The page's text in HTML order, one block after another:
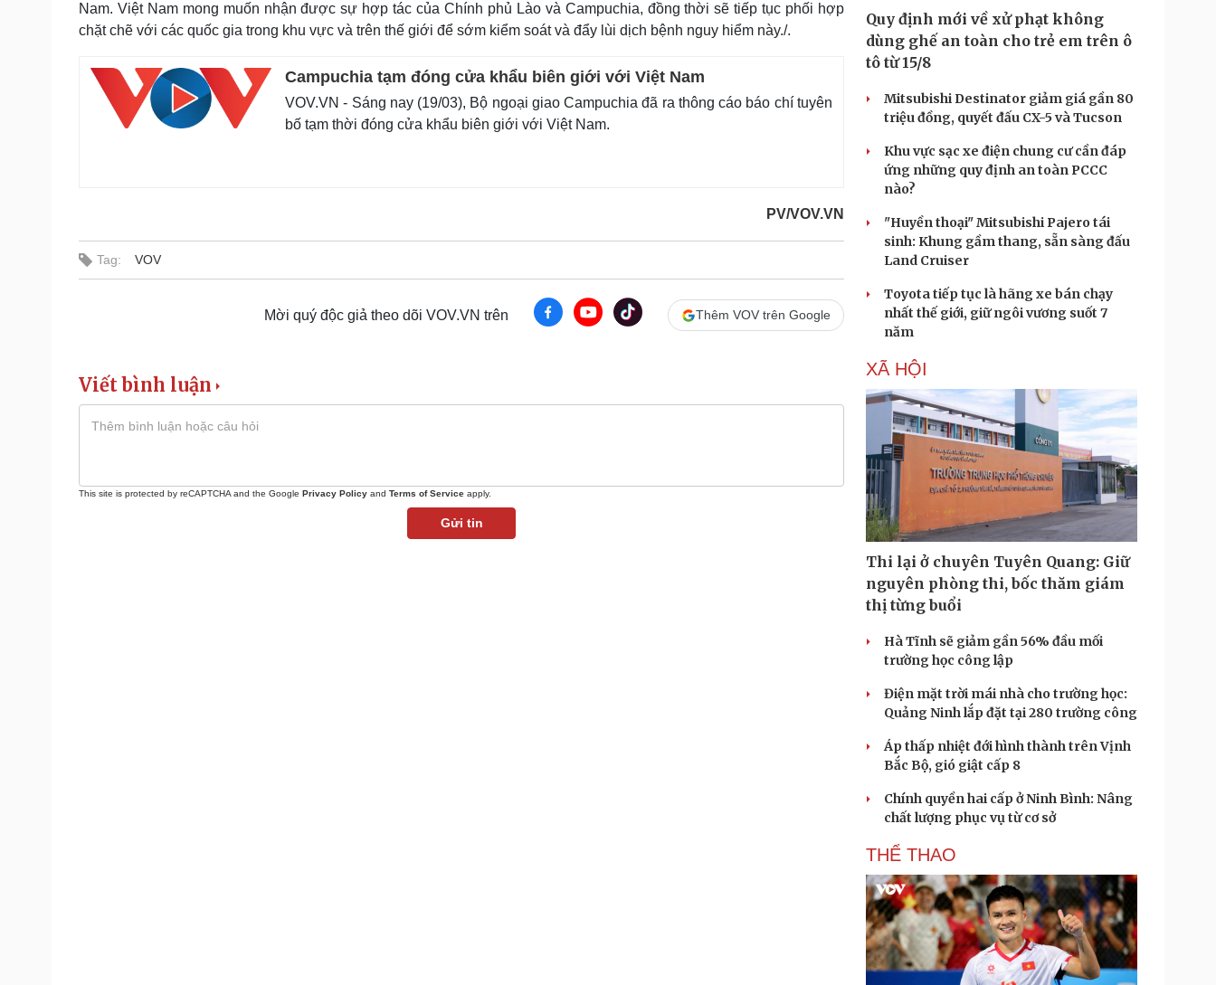
Nam. Việt Nam mong muốn nhận được sự hợp tác của Chính phủ Lào và Campuchia, đồng thời sẽ tiếp tục phối hợp
chặt chẽ với các quốc gia trong khu vực và trên thế giới để sớm kiểm soát và đẩy lùi dịch bệnh nguy hiểm này./.
Campuchia tạm đóng cửa khẩu biên giới với Việt Nam
VOV.VN - Sáng nay (19/03), Bộ ngoại giao Campuchia đã ra thông cáo báo chí tuyên
bố tạm thời đóng cửa khẩu biên giới với Việt Nam.
PV/VOV.VN
Tag: VOV
Mời quý độc giả theo dõi VOV.VN trên Thêm VOV trên Google
Viết bình luận
This site is protected by reCAPTCHA and the Google Privacy Policy and Terms of Service apply.
Gửi tin
Quy định mới về xử phạt không
dùng ghế an toàn cho trẻ em trên ô
tô từ 15/8
Mitsubishi Destinator giảm giá gần 80
triệu đồng, quyết đấu CX-5 và Tucson
Khu vực sạc xe điện chung cư cần đáp
ứng những quy định an toàn PCCC
nào?
"Huyền thoại" Mitsubishi Pajero tái
sinh: Khung gầm thang, sẵn sàng đấu
Land Cruiser
Toyota tiếp tục là hãng xe bán chạy
nhất thế giới, giữ ngôi vương suốt 7
năm
XÃ HỘI
Thi lại ở chuyên Tuyên Quang: Giữ
nguyên phòng thi, bốc thăm giám
thị từng buổi
Hà Tĩnh sẽ giảm gần 56% đầu mối
trường học công lập
Điện mặt trời mái nhà cho trường học:
Quảng Ninh lắp đặt tại 280 trường công
Áp thấp nhiệt đới hình thành trên Vịnh
Bắc Bộ, gió giật cấp 8
Chính quyền hai cấp ở Ninh Bình: Nâng
chất lượng phục vụ từ cơ sở
THỂ THAO